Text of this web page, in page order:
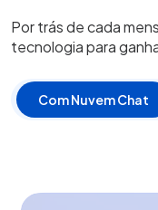
Por trás de cada
tecnologia para
Com Nuvem Chat